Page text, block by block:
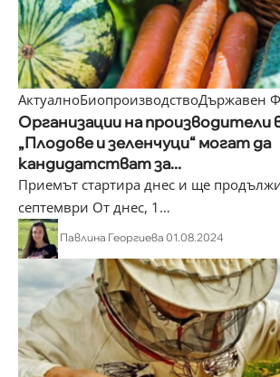
АктуалноБиопроизводствоДържавен
Организации на производители
„Плодове и зеленчуци“ могат да
кандидатстват за...
Приемът стартира днес и ще
септември От днес, 1 …
Павлина Георгиева 01.08.2024